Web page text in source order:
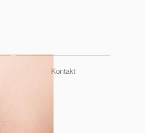
Kontakt